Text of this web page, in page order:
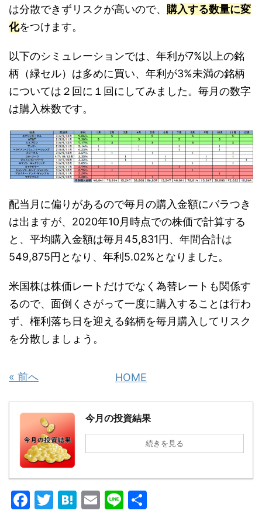
は分散できずリスクが高いので、 購入する数量に変
化をつけます。
以下のシミュレーションでは、年利が7%以上の銘
柄（緑セル）は多めに買い、年利が3%未満の銘柄
については２回に１回にしてみました。毎月の数字
は購入株数です。
配当月に偏りがあるので毎月の購入金額にバラつき
は出ますが、2020年10月時点での株価で計算する
と、平均購入金額は毎月45,831円、年間合計は
549,875円となり、年利5.02%となりました。
米国株は株価レートだけでなく為替レートも関係す
るので、面倒くさがって一度に購入することは行わ
ず、権利落ち日を迎える銘柄を毎月購入してリスク
を分散しましょう。
« 前へ HOME
今月の投資結果
続きを見る
F
T
H
E
Li